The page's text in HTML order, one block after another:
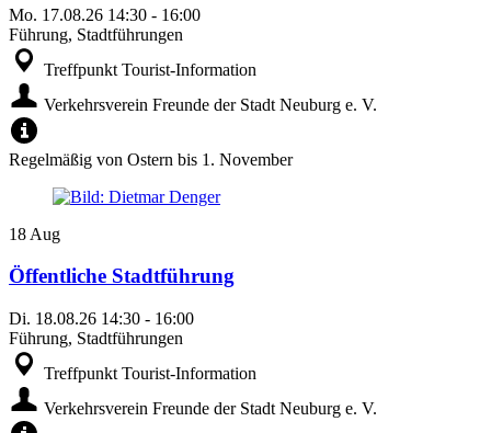
Mo. 17.08.26 14:30 - 16:00
Führung, Stadtführungen
Treffpunkt Tourist-Information
Verkehrsverein Freunde der Stadt Neuburg e. V.
Regelmäßig von Ostern bis 1. November
18 Aug
Öffentliche Stadtführung
Di. 18.08.26 14:30 - 16:00
Führung, Stadtführungen
Treffpunkt Tourist-Information
Verkehrsverein Freunde der Stadt Neuburg e. V.